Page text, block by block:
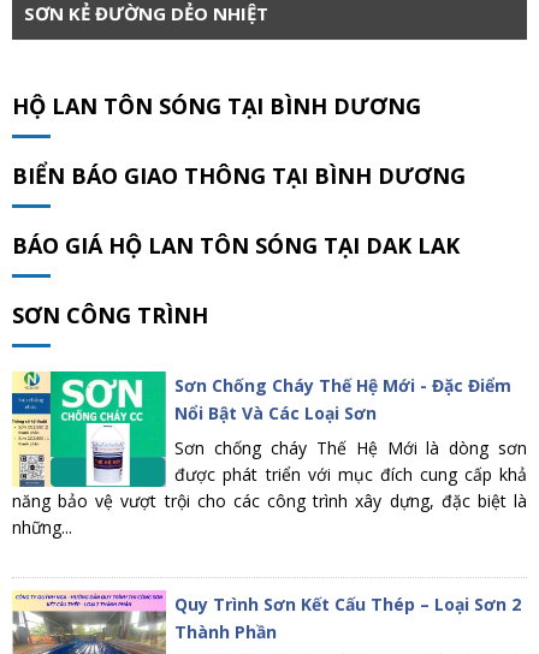
SƠN KẺ ĐƯỜNG DẺO NHIỆT
HỘ LAN TÔN SÓNG TẠI BÌNH DƯƠNG
BIỂN BÁO GIAO THÔNG TẠI BÌNH DƯƠNG
BÁO GIÁ HỘ LAN TÔN SÓNG TẠI DAK LAK
SƠN CÔNG TRÌNH
Sơn Chống Cháy Thế Hệ Mới - Đặc Điểm
Nổi Bật Và Các Loại Sơn
Sơn chống cháy Thế Hệ Mới là dòng sơn
được phát triển với mục đích cung cấp khả
năng bảo vệ vượt trội cho các công trình xây dựng, đặc biệt là
những...
Quy Trình Sơn Kết Cấu Thép – Loại Sơn 2
Thành Phần